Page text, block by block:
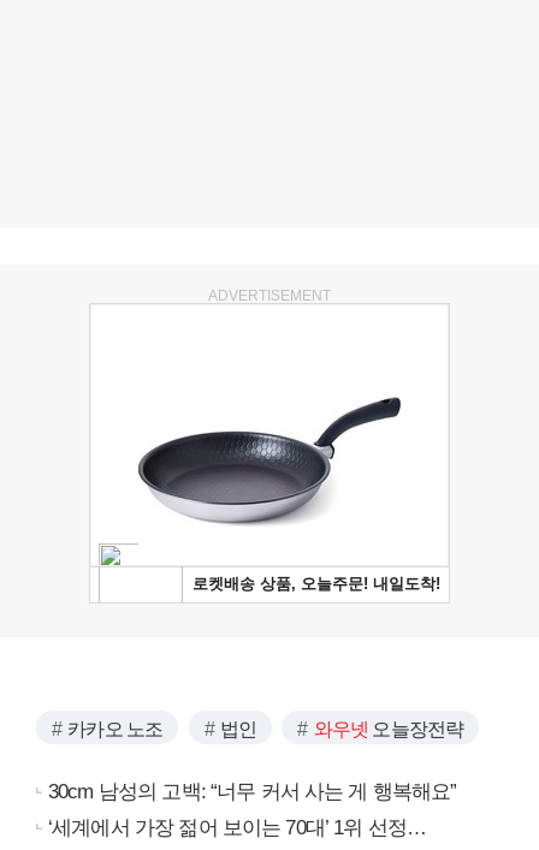
ADVERTISEMENT
카카오 노조 법인 와우넷 오늘장전략
30cm 남성의 고백: “너무 커서 사는 게 행복해요”
‘세계에서 가장 젊어 보이는 70대’ 1위 선정…